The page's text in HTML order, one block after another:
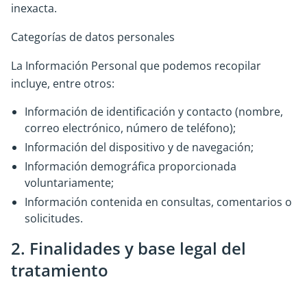
inexacta.
Categorías de datos personales
La Información Personal que podemos recopilar
incluye, entre otros:
Información de identificación y contacto (nombre,
correo electrónico, número de teléfono);
Información del dispositivo y de navegación;
Información demográfica proporcionada
voluntariamente;
Información contenida en consultas, comentarios o
solicitudes.
2. Finalidades y base legal del
tratamiento